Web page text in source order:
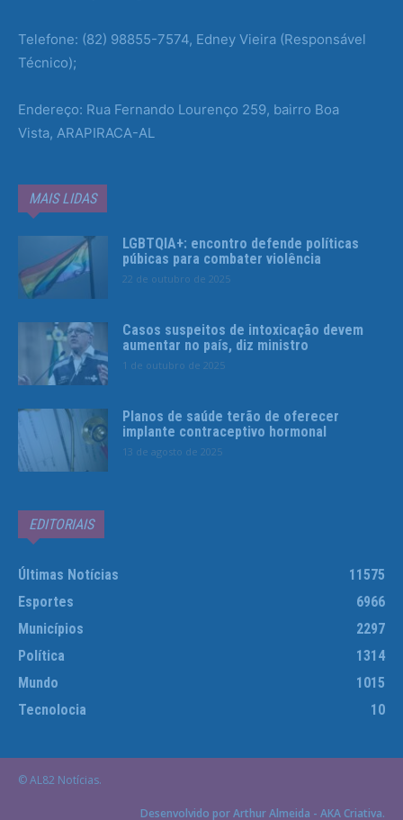
Telefone: (82) 98855-7574, Edney Vieira (Responsável
Técnico);
Endereço: Rua Fernando Lourenço 259, bairro Boa
Vista, ARAPIRACA-AL
MAIS LIDAS
LGBTQIA+: encontro defende políticas
púbicas para combater violência
22 de outubro de 2025
Casos suspeitos de intoxicação devem
aumentar no país, diz ministro
1 de outubro de 2025
Planos de saúde terão de oferecer
implante contraceptivo hormonal
13 de agosto de 2025
EDITORIAIS
Últimas Notícias
11575
Esportes
6966
Municípios
2297
Política
1314
Mundo
1015
Tecnolocia
10
© AL82 Notícias.
Desenvolvido por Arthur Almeida - AKA Criativa.